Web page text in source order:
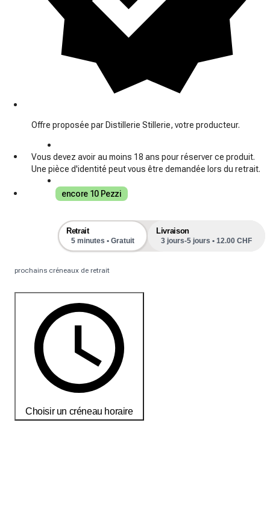
Offre proposée par Distillerie Stillerie, votre producteur.
Vous devez avoir au moins 18 ans pour réserver ce produit.
Une pièce d'identité peut vous être demandée lors du retrait.
encore 10 Pezzi
Retrait
5 minutes • Gratuit
Livraison
3 jours-5 jours • 12.00 CHF
prochains créneaux de retrait
Choisir un créneau horaire